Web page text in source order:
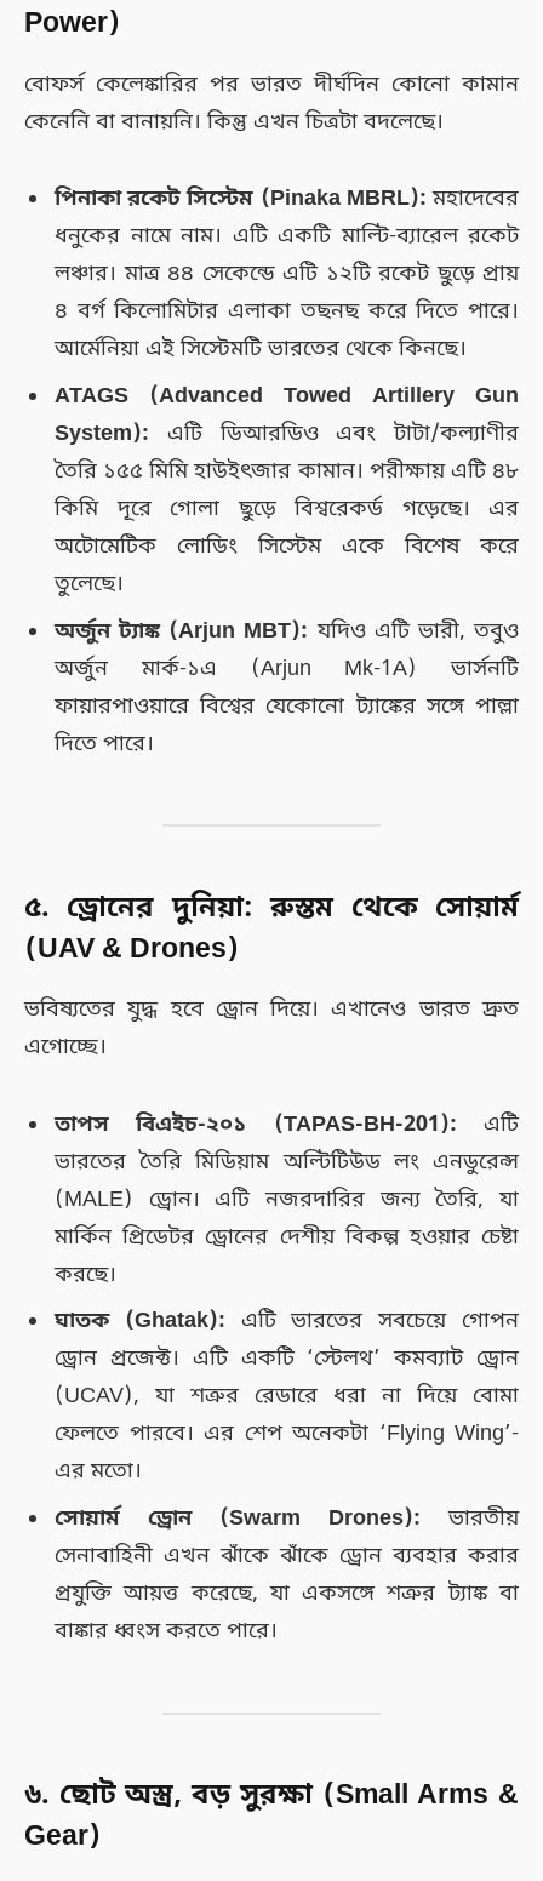
Power)
বোফর্স কেলেঙ্কারির পর ভারত দীর্ঘদিন কোনো কামান
কেনেনি বা বানায়নি। কিন্তু এখন চিত্রটা বদলেছে।
পিনাকা রকেট সিস্টেম (Pinaka MBRL): মহাদেবের
ধনুকের নামে নাম। এটি একটি মাল্টি-ব্যারেল রকেট
লঞ্চার। মাত্র ৪৪ সেকেন্ডে এটি ১২টি রকেট ছুড়ে প্রায়
৪ বর্গ কিলোমিটার এলাকা তছনছ করে দিতে পারে।
আর্মেনিয়া এই সিস্টেমটি ভারতের থেকে কিনছে।
ATAGS (Advanced Towed Artillery Gun
System): এটি ডিআরডিও এবং টাটা/কল্যাণীর
তৈরি ১৫৫ মিমি হাউইৎজার কামান। পরীক্ষায় এটি ৪৮
কিমি দূরে গোলা ছুড়ে বিশ্বরেকর্ড গড়েছে। এর
অটোমেটিক লোডিং সিস্টেম একে বিশেষ করে
তুলেছে।
অর্জুন ট্যাঙ্ক (Arjun MBT): যদিও এটি ভারী, তবুও
অর্জুন মার্ক-১এ (Arjun Mk-1A) ভার্সনটি
ফায়ারপাওয়ারে বিশ্বের যেকোনো ট্যাঙ্কের সঙ্গে পাল্লা
দিতে পারে।
৫. ড্রোনের দুনিয়া: রুস্তম থেকে সোয়ার্ম
(UAV & Drones)
ভবিষ্যতের যুদ্ধ হবে ড্রোন দিয়ে। এখানেও ভারত দ্রুত
এগোচ্ছে।
তাপস বিএইচ-২০১ (TAPAS-BH-201): এটি
ভারতের তৈরি মিডিয়াম অল্টিটিউড লং এনডুরেন্স
(MALE) ড্রোন। এটি নজরদারির জন্য তৈরি, যা
মার্কিন প্রিডেটর ড্রোনের দেশীয় বিকল্প হওয়ার চেষ্টা
করছে।
ঘাতক (Ghatak): এটি ভারতের সবচেয়ে গোপন
ড্রোন প্রজেক্ট। এটি একটি ‘স্টেলথ’ কমব্যাট ড্রোন
(UCAV), যা শত্রুর রেডারে ধরা না দিয়ে বোমা
ফেলতে পারবে। এর শেপ অনেকটা ‘Flying Wing’-
এর মতো।
সোয়ার্ম ড্রোন (Swarm Drones): ভারতীয়
সেনাবাহিনী এখন ঝাঁকে ঝাঁকে ড্রোন ব্যবহার করার
প্রযুক্তি আয়ত্ত করেছে, যা একসঙ্গে শত্রুর ট্যাঙ্ক বা
বাঙ্কার ধ্বংস করতে পারে।
৬. ছোট অস্ত্র, বড় সুরক্ষা (Small Arms &
Gear)